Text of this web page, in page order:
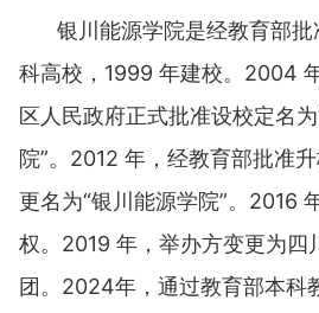
银川能源学院是经教育部
科高校，1999 年建校。2004
区人民政府正式批准设校定名
院”。2012 年，经教育部批准
更名为“银川能源学院”。2016
权。2019 年，举办方变更为四
团。2024年，通过教育部本科